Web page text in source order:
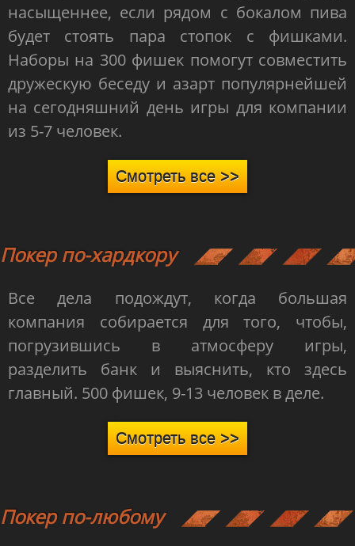
насыщеннее, если рядом с бокалом пива
будет стоять пара стопок с фишками.
Наборы на 300 фишек помогут совместить
дружескую беседу и азарт популярнейшей
на сегодняшний день игры для компании
из 5-7 человек.
Смотреть все >>
Покер по-хардкору
Все дела подождут, когда большая
компания собирается для того, чтобы,
погрузившись в атмосферу игры,
разделить банк и выяснить, кто здесь
главный. 500 фишек, 9-13 человек в деле.
Смотреть все >>
Покер по-любому